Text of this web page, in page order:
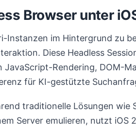
Browser unter
Instanzen im Hintergrund zu
Diese Headless
Rendering, DOM-
für KI-gestützte
traditionelle Lösungen wie
Server emulieren, nutzt iOS